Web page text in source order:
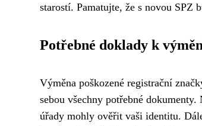
starostí. Pamatujte, že s novou SPZ
Potřebné doklady k
Výměna poškozené registrační
sebou všechny potřebné dokumenty.
úřady mohly ověřit vaši identitu.